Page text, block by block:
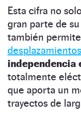
Esta cifra no
gran parte de
también
independencia
totalmente
que aporta un
trayectos de